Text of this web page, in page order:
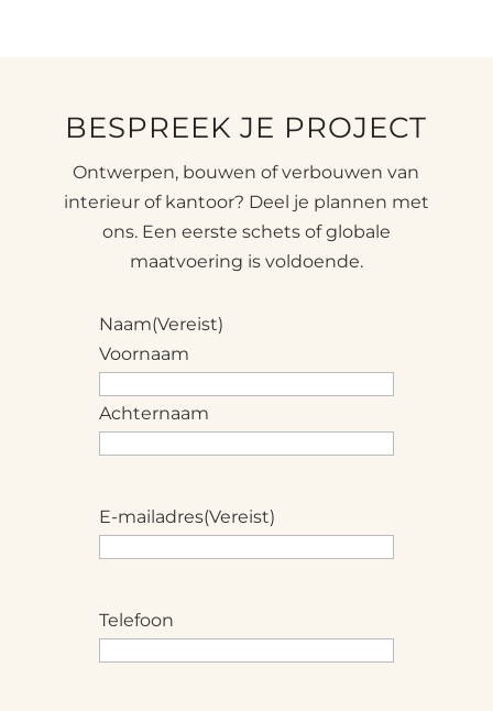
BESPREEK JE PROJECT
Ontwerpen, bouwen of verbouwen van
interieur of kantoor? Deel je plannen met
ons. Een eerste schets of globale
maatvoering is voldoende.
Naam(Vereist)
Voornaam
Achternaam
E-mailadres(Vereist)
Telefoon